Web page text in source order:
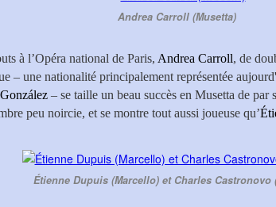
Andrea Carroll (Musetta)
à l’Opéra national de Paris, Andrea Carroll, de
– une nationalité principalement représentée
– se taille un beau succès en Musetta de par
peu noircie, et se montre tout aussi joueuse qu’
Étienne Dupuis (Marcello) et Charles Castronovo